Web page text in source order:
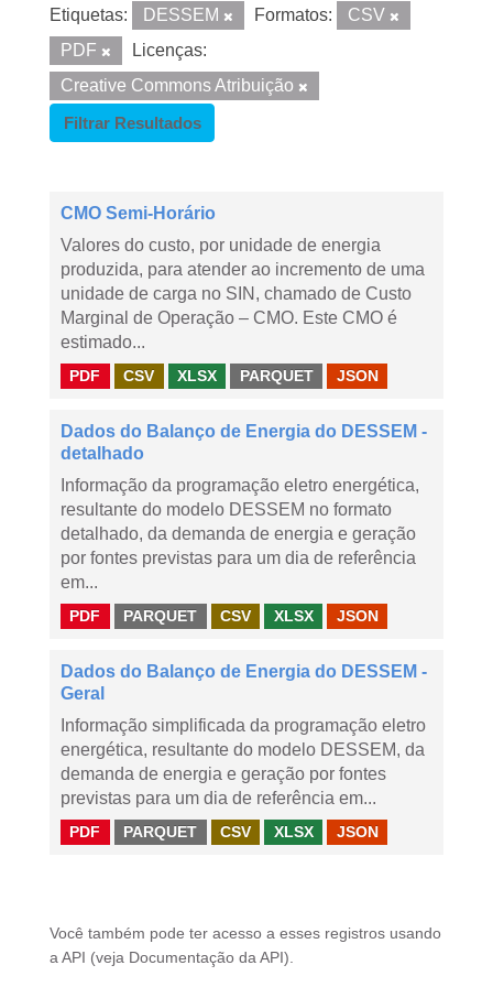
Etiquetas: DESSEM Formatos:
CSV
PDF
Licenças:
Creative Commons Atribuição
Filtrar Resultados
CMO Semi-Horário
Valores do custo, por unidade de energia
produzida, para atender ao incremento de uma
unidade de carga no SIN, chamado de Custo
Marginal de Operação – CMO. Este CMO é
estimado...
PDF CSV XLSX PARQUET JSON
Dados do Balanço de Energia do DESSEM -
detalhado
Informação da programação eletro energética,
resultante do modelo DESSEM no formato
detalhado, da demanda de energia e geração
por fontes previstas para um dia de referência
em...
PDF PARQUET CSV XLSX JSON
Dados do Balanço de Energia do DESSEM -
Geral
Informação simplificada da programação eletro
energética, resultante do modelo DESSEM, da
demanda de energia e geração por fontes
previstas para um dia de referência em...
PDF PARQUET CSV XLSX JSON
Você também pode ter acesso a esses registros usando
a API (veja Documentação da API ).